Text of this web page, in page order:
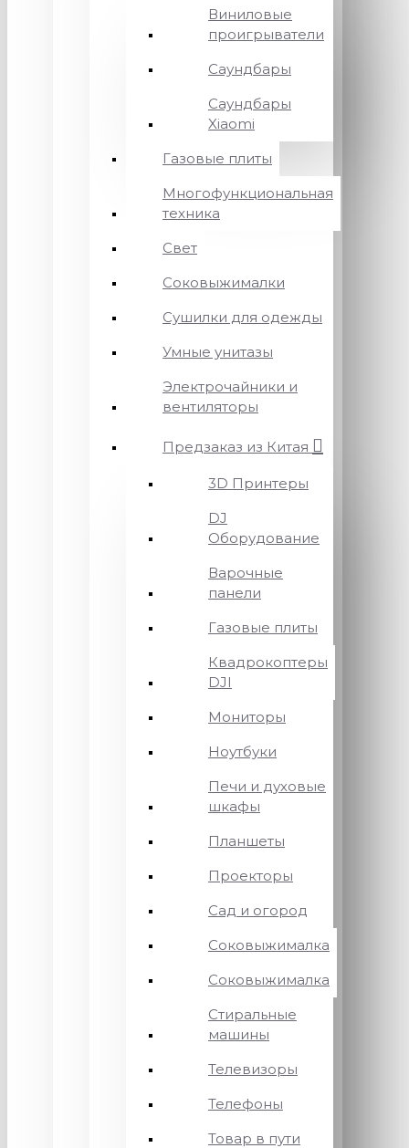
Виниловые
проигрыватели
Саундбары
Саундбары
Xiaomi
Газовые плиты
Многофункциональная
техника
Свет
Соковыжималки
Сушилки для одежды
Умные унитазы
Электрочайники и
вентиляторы
Предзаказ из Китая
3D Принтеры
DJ
Оборудование
Варочные
панели
Газовые плиты
Квадрокоптеры
DJI
Мониторы
Ноутбуки
Печи и духовые
шкафы
Планшеты
Проекторы
Сад и огород
Соковыжималка
Соковыжималка
Стиральные
машины
Телевизоры
Телефоны
Товар в пути